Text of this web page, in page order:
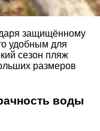
защищённому
удобным для
сезон пляж
размеров
воды